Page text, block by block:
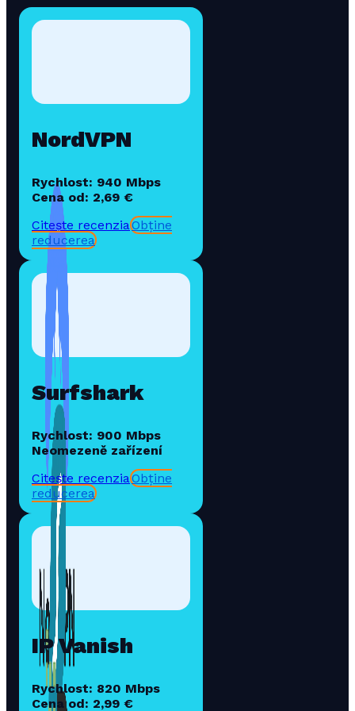
NordVPN
Rychlost: 940 Mbps
Cena od: 2,69 €
Citește recenziaObține
reducerea
Surfshark
Rychlost: 900 Mbps
Neomezeně zařízení
Citește recenziaObține
reducerea
IP Vanish
Rychlost: 820 Mbps
Cena od: 2,99 €